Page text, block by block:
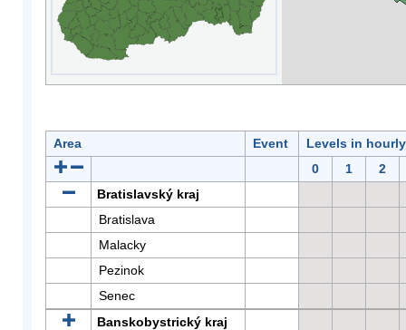
Area Event
Levels in
0
1
2
Bratislavský kraj
Bratislava
Malacky
Pezinok
Senec
Banskobystrický kraj